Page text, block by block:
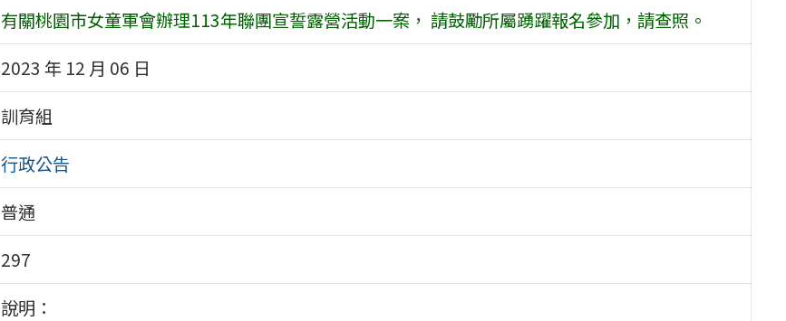
有關桃園市女童軍會辦理113年聯團宣誓露營活動一案， 請鼓勵所屬踴躍報名參加，請查照。
2023 年 12 月 06 日
訓育組
行政公告
普通
297
說明：